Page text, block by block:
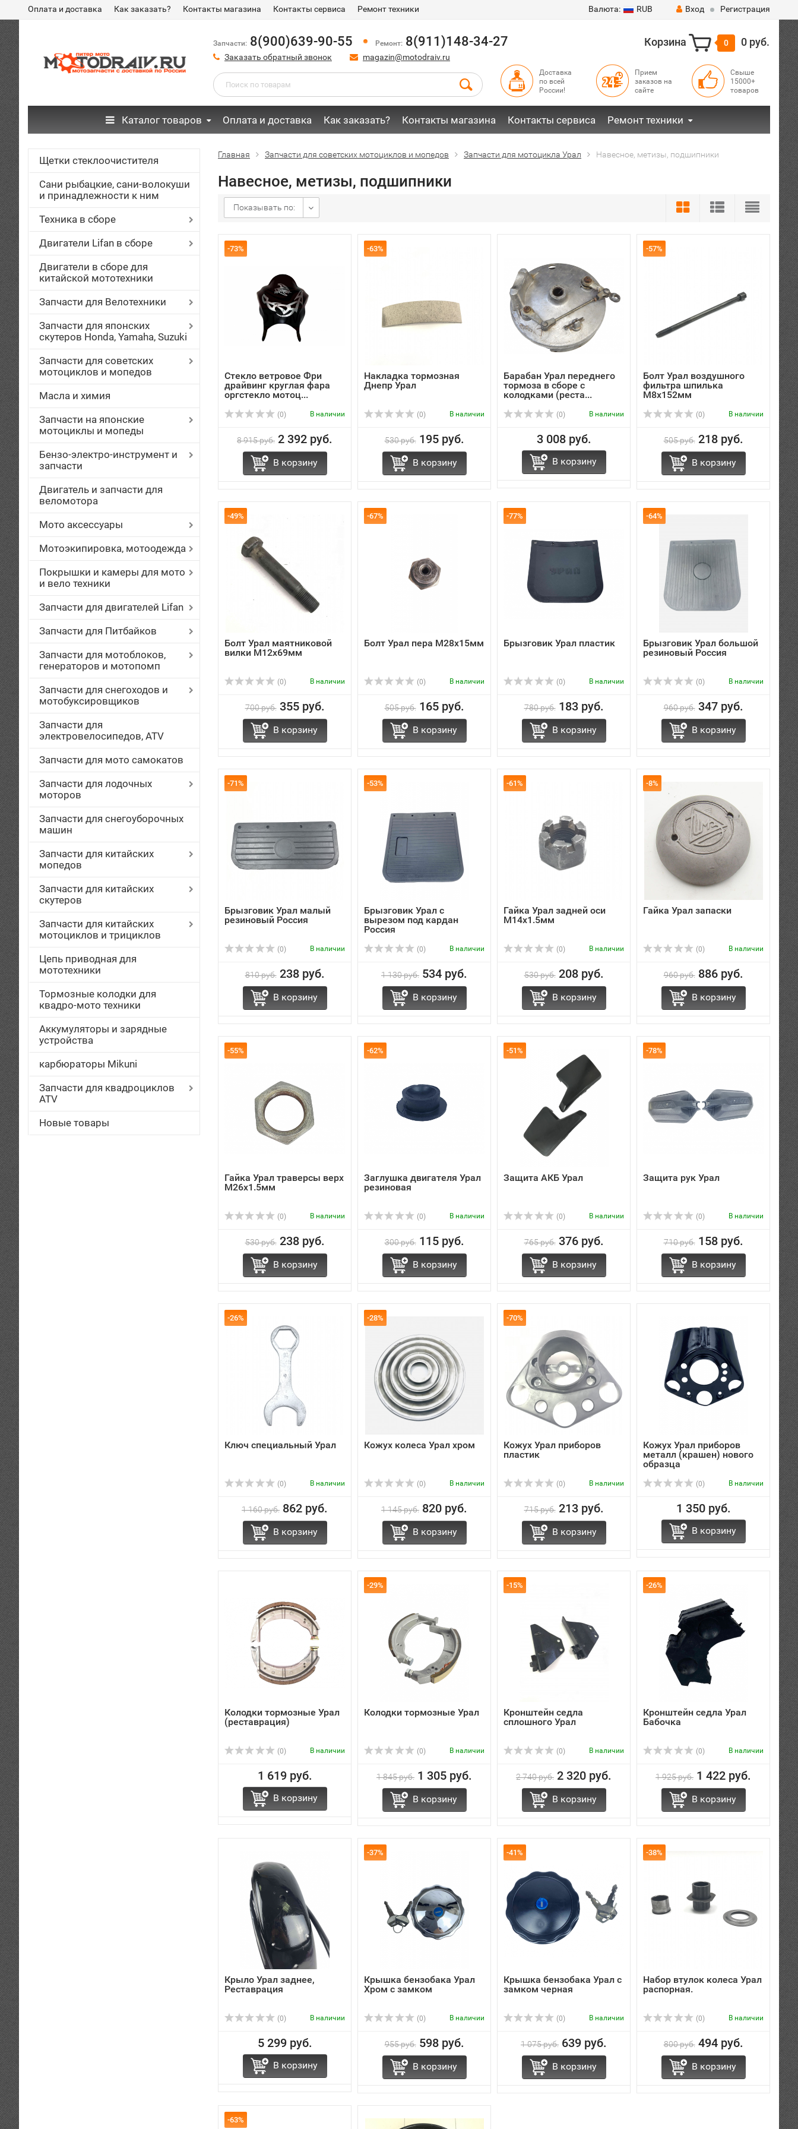
Оплата и доставка Как заказать? Контакты магазина Контакты сервиса Ремонт техники Валюта: RUB Вход Регистрация
Запчасти: 8(900)639-90-55 Ремонт: 8(911)148-34-27
Заказать обратный звонок magazin@motodraiv.ru
Корзина 0 0 руб.
Доставка
по всей
России!
Прием
заказов на
сайте
Свыше
15000+
товаров
Каталог товаров Оплата и доставка Как заказать? Контакты магазина Контакты сервиса Ремонт техники
Щетки стеклоочистителя
Сани рыбацкие, сани-волокуши
и принадлежности к ним
Техника в сборе
Двигатели Lifan в сборе
Двигатели в сборе для
китайской мототехники
Запчасти для Велотехники
Запчасти для японских
скутеров Honda, Yamaha, Suzuki
Запчасти для советских
мотоциклов и мопедов
Масла и химия
Запчасти на японские
мотоциклы и мопеды
Бензо-электро-инструмент и
запчасти
Двигатель и запчасти для
веломотора
Мото аксессуары
Мотоэкипировка, мотоодежда
Покрышки и камеры для мото
и вело техники
Запчасти для двигателей Lifan
Запчасти для Питбайков
Запчасти для мотоблоков,
генераторов и мотопомп
Запчасти для снегоходов и
мотобуксировщиков
Запчасти для
электровелосипедов, ATV
Запчасти для мото самокатов
Запчасти для лодочных
моторов
Запчасти для снегоуборочных
машин
Запчасти для китайских
мопедов
Запчасти для китайских
скутеров
Запчасти для китайских
мотоциклов и трициклов
Цепь приводная для
мототехники
Тормозные колодки для
квадро-мото техники
Аккумуляторы и зарядные
устройства
карбюраторы Mikuni
Запчасти для квадроциклов
ATV
Новые товары
Главная Запчасти для советских мотоциклов и мопедов Запчасти для мотоцикла Урал Навесное, метизы, подшипники
Навесное, метизы, подшипники
Показывать по:
-73%
Стекло ветровое Фри
драйвинг круглая фара
оргстекло мотоц...
(0) В наличии
8 915 руб. 2 392 руб.
В корзину
-63%
Накладка тормозная
Днепр Урал
(0) В наличии
530 руб. 195 руб.
В корзину
Барабан Урал переднего
тормоза в сборе с
колодками (реста...
(0) В наличии
3 008 руб.
В корзину
-57%
Болт Урал воздушного
фильтра шпилька
М8х152мм
(0) В наличии
505 руб. 218 руб.
В корзину
-49%
Болт Урал маятниковой
вилки М12х69мм
(0) В наличии
700 руб. 355 руб.
В корзину
-67%
Болт Урал пера М28х15мм
(0) В наличии
505 руб. 165 руб.
В корзину
-77%
Брызговик Урал пластик
(0) В наличии
780 руб. 183 руб.
В корзину
-64%
Брызговик Урал большой
резиновый Россия
(0) В наличии
960 руб. 347 руб.
В корзину
-71%
Брызговик Урал малый
резиновый Россия
(0) В наличии
810 руб. 238 руб.
В корзину
-53%
Брызговик Урал с
вырезом под кардан
Россия
(0) В наличии
1 130 руб. 534 руб.
В корзину
-61%
Гайка Урал задней оси
М14х1.5мм
(0) В наличии
530 руб. 208 руб.
В корзину
-8%
Гайка Урал запаски
(0) В наличии
960 руб. 886 руб.
В корзину
-55%
Гайка Урал траверсы верх
М26х1.5мм
(0) В наличии
530 руб. 238 руб.
В корзину
-62%
Заглушка двигателя Урал
резиновая
(0) В наличии
300 руб. 115 руб.
В корзину
-51%
Защита АКБ Урал
(0) В наличии
765 руб. 376 руб.
В корзину
-78%
Защита рук Урал
(0) В наличии
710 руб. 158 руб.
В корзину
-26%
Ключ специальный Урал
(0) В наличии
1 160 руб. 862 руб.
В корзину
-28%
Кожух колеса Урал хром
(0) В наличии
1 145 руб. 820 руб.
В корзину
-70%
Кожух Урал приборов
пластик
(0) В наличии
715 руб. 213 руб.
В корзину
Кожух Урал приборов
металл (крашен) нового
образца
(0) В наличии
1 350 руб.
В корзину
Колодки тормозные Урал
(реставрация)
(0) В наличии
1 619 руб.
В корзину
-29%
Колодки тормозные Урал
(0) В наличии
1 845 руб. 1 305 руб.
В корзину
-15%
Кронштейн седла
сплошного Урал
(0) В наличии
2 740 руб. 2 320 руб.
В корзину
-26%
Кронштейн седла Урал
Бабочка
(0) В наличии
1 925 руб. 1 422 руб.
В корзину
Крыло Урал заднее,
Реставрация
(0) В наличии
5 299 руб.
В корзину
-37%
Крышка бензобака Урал
Хром с замком
(0) В наличии
955 руб. 598 руб.
В корзину
-41%
Крышка бензобака Урал с
замком черная
(0) В наличии
1 075 руб. 639 руб.
В корзину
-38%
Набор втулок колеса Урал
распорная.
(0) В наличии
800 руб. 494 руб.
В корзину
-63%